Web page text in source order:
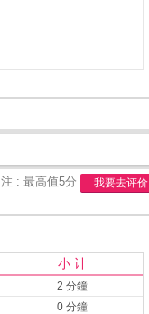
注 : 最高值5分 我要去评价
小 计
2 分鐘
0 分鐘